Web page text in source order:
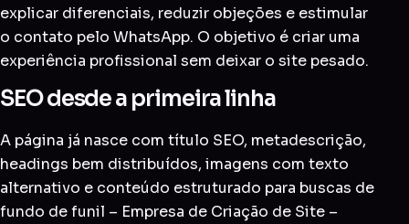
explicar diferenciais, reduzir objeções e estimular
o contato pelo WhatsApp. O objetivo é criar uma
experiência profissional sem deixar o site pesado.
SEO desde a primeira linha
A página já nasce com título SEO, metadescrição,
headings bem distribuídos, imagens com texto
alternativo e conteúdo estruturado para buscas de
fundo de funil – Empresa de Criação de Site –